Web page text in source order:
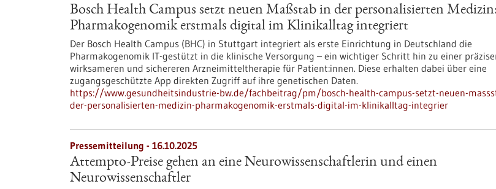
Bosch Health Campus setzt neuen Maßstab in der personalisierten
Pharmakogenomik erstmals digital im Klinikalltag integriert
Der Bosch Health Campus (BHC) in Stuttgart integriert als erste Einrichtung in Deutschland die
Pharmakogenomik IT-gestützt in die klinische Versorgung – ein wichtiger Schritt hin zu einer
wirksameren und sichereren Arzneimitteltherapie für Patient:innen. Diese erhalten dabei über eine
zugangsgeschützte App direkten Zugriff auf ihre genetischen Daten.
https://www.gesundheitsindustrie-bw.de/fachbeitrag/pm/bosch-health-campus-setzt-neuen-
der-personalisierten-medizin-pharmakogenomik-erstmals-digital-im-klinikalltag-integrier
Pressemitteilung - 16.10.2025
Attempto-Preise gehen an eine Neurowissenschaftlerin und einen
Neurowissenschaftler